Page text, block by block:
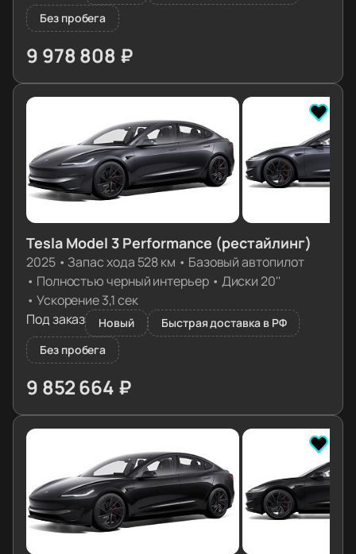
Без пробега
9 978 808 ₽
≈ 101 019€
Tesla Model 3 Performance (рестайлинг)
2025• Запас хода 528 км • Базовый автопилот
• Полностью черный интерьер• Диски 20''
• Ускорение 3,1 сек
Под заказ
Новый
Быстрая доставка в РФ
Без пробега
9 852 664 ₽
≈ 99 742€